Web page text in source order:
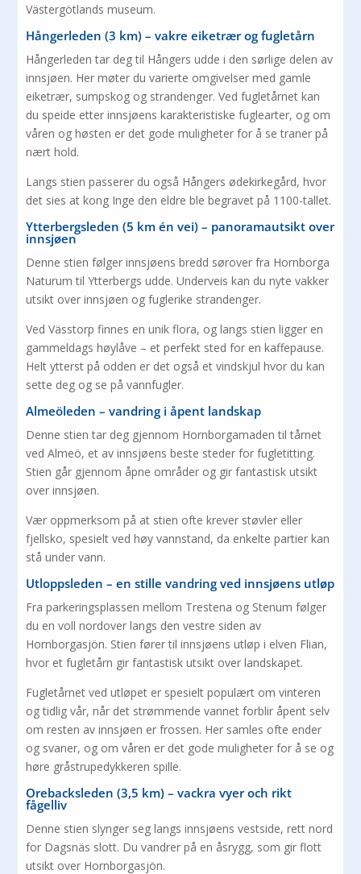
Västergötlands museum.
Hångerleden (3 km) – vakre eiketrær og fugletårn
Hångerleden tar deg til Hångers udde i den sørlige delen av
innsjøen. Her møter du varierte omgivelser med gamle
eiketrær, sumpskog og strandenger. Ved fugletårnet kan
du speide etter innsjøens karakteristiske fuglearter, og om
våren og høsten er det gode muligheter for å se traner på
nært hold.
Langs stien passerer du også Hångers ødekirkegård, hvor
det sies at kong Inge den eldre ble begravet på 1100-tallet.
Ytterbergsleden (5 km én vei) – panoramautsikt over
innsjøen
Denne stien følger innsjøens bredd sørover fra Hornborga
Naturum til Ytterbergs udde. Underveis kan du nyte vakker
utsikt over innsjøen og fuglerike strandenger.
Ved Vässtorp finnes en unik flora, og langs stien ligger en
gammeldags høylåve – et perfekt sted for en kaffepause.
Helt ytterst på odden er det også et vindskjul hvor du kan
sette deg og se på vannfugler.
Almeöleden – vandring i åpent landskap
Denne stien tar deg gjennom Hornborgamaden til tårnet
ved Almeö, et av innsjøens beste steder for fugletitting.
Stien går gjennom åpne områder og gir fantastisk utsikt
over innsjøen.
Vær oppmerksom på at stien ofte krever støvler eller
fjellsko, spesielt ved høy vannstand, da enkelte partier kan
stå under vann.
Utloppsleden – en stille vandring ved innsjøens utløp
Fra parkeringsplassen mellom Trestena og Stenum følger
du en voll nordover langs den vestre siden av
Hornborgasjön. Stien fører til innsjøens utløp i elven Flian,
hvor et fugletårn gir fantastisk utsikt over landskapet.
Fugletårnet ved utløpet er spesielt populært om vinteren
og tidlig vår, når det strømmende vannet forblir åpent selv
om resten av innsjøen er frossen. Her samles ofte ender
og svaner, og om våren er det gode muligheter for å se og
høre gråstrupedykkeren spille.
Orebacksleden (3,5 km) – vackra vyer och rikt
fågelliv
Denne stien slynger seg langs innsjøens vestside, rett nord
for Dagsnäs slott. Du vandrer på en åsrygg, som gir flott
utsikt over Hornborgasjön.